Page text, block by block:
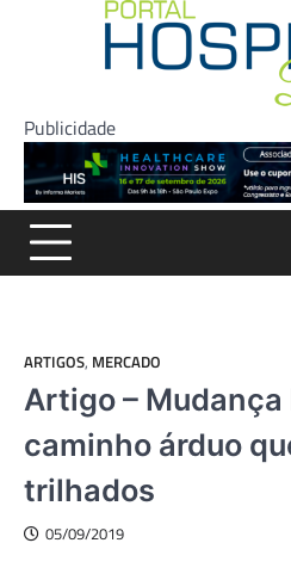
Publicidade
ARTIGOS, MERCADO
Artigo – Mudança
caminho árduo
trilhados
05/09/2019